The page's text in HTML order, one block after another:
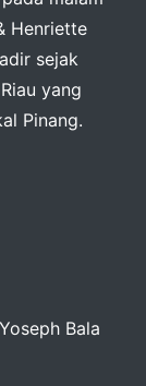
Henriette
sejak
yang
Pinang.
Bala